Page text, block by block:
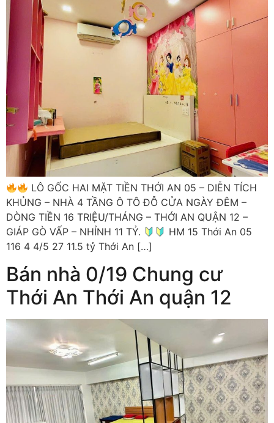
LÔ GỐC HAI MẶT TIỀN THỚI AN 05 – DIỄN TÍCH
KHỦNG – NHÀ 4 TẦNG Ô TÔ ĐỖ CỬA NGÀY ĐÊM –
DÒNG TIỀN 16 TRIỆU/THÁNG – THỚI AN QUẬN 12 –
GIÁP GÒ VẤP – NHỈNH 11 TỶ.
HM 15 Thới An 05
116 4 4/5 27 11.5 tỷ Thới An […]
Bán nhà 0/19 Chung cư
Thới An Thới An quận 12